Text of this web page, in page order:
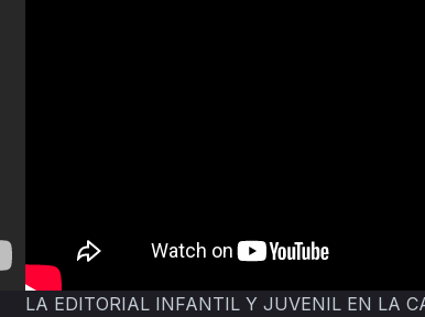
LA EDITORIAL INFANTIL Y JUVENIL EN LA